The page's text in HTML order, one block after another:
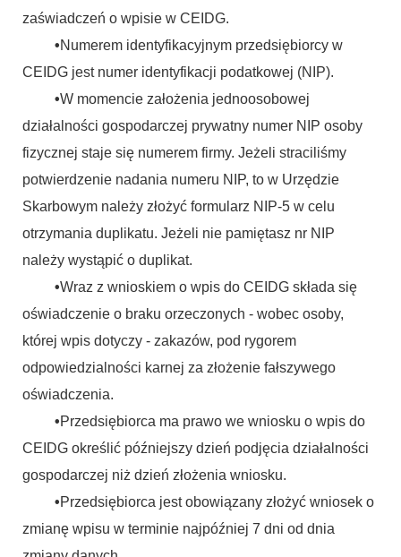
zaświadczeń o wpisie w CEIDG.
•Numerem identyfikacyjnym przedsiębiorcy w
CEIDG jest numer identyfikacji podatkowej (NIP).
•W momencie założenia jednoosobowej
działalności gospodarczej prywatny numer NIP osoby
fizycznej staje się numerem firmy. Jeżeli straciliśmy
potwierdzenie nadania numeru NIP, to w Urzędzie
Skarbowym należy złożyć formularz NIP-5 w celu
otrzymania duplikatu. Jeżeli nie pamiętasz nr NIP
należy wystąpić o duplikat.
•Wraz z wnioskiem o wpis do CEIDG składa się
oświadczenie o braku orzeczonych - wobec osoby,
której wpis dotyczy - zakazów, pod rygorem
odpowiedzialności karnej za złożenie fałszywego
oświadczenia.
•Przedsiębiorca ma prawo we wniosku o wpis do
CEIDG określić późniejszy dzień podjęcia działalności
gospodarczej niż dzień złożenia wniosku.
•Przedsiębiorca jest obowiązany złożyć wniosek o
zmianę wpisu w terminie najpóźniej 7 dni od dnia